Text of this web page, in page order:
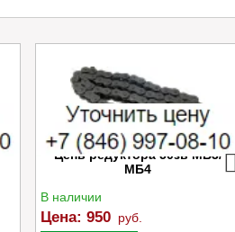
Цепь редуктора 50зв МБ3/
МБ4
В наличии
Цена: 950 руб.